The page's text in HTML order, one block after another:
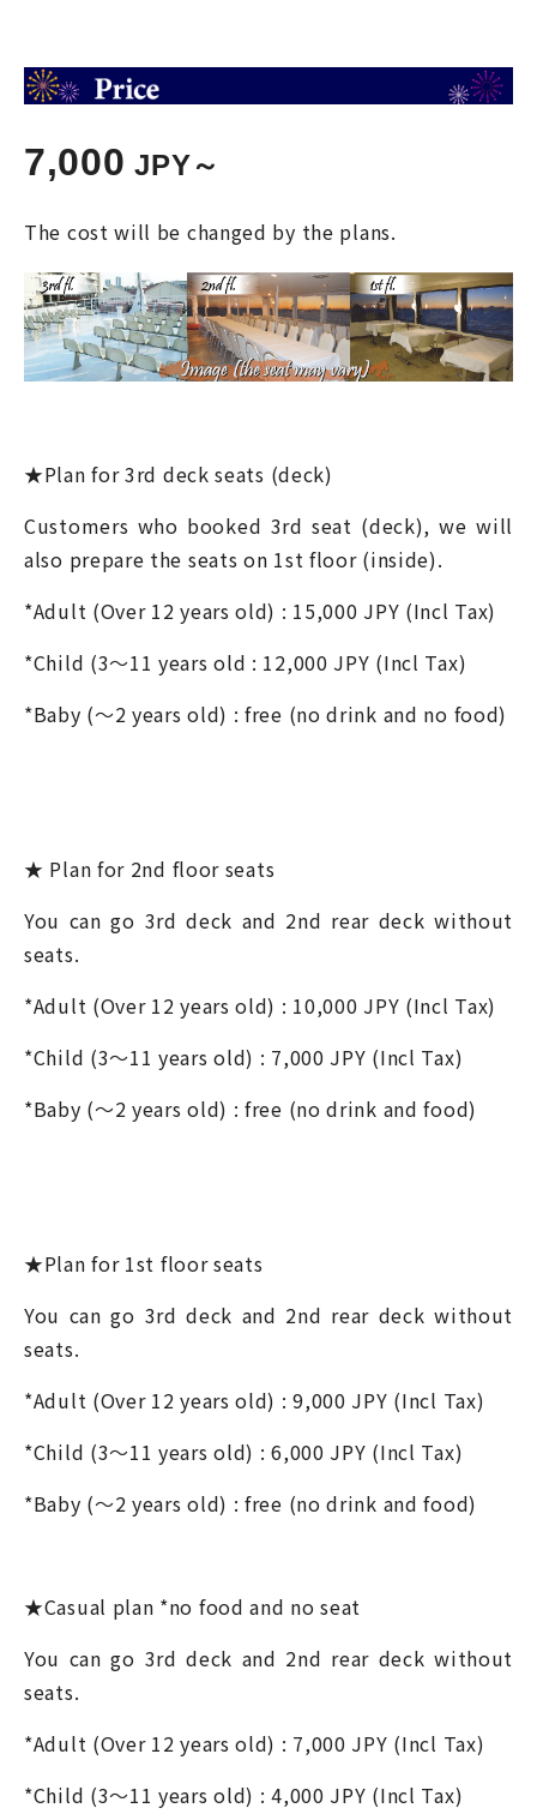
7,000 JPY～
The cost will be changed by the plans.
★Plan for 3rd deck seats (deck)
Customers who booked 3rd seat (deck), we will
also prepare the seats on 1st floor (inside).
*Adult (Over 12 years old) : 15,000 JPY (Incl Tax)
*Child (3～11 years old : 12,000 JPY (Incl Tax)
*Baby (～2 years old) : free (no drink and no food)
★ Plan for 2nd floor seats
You can go 3rddeck and 2nd rear deck without
seats.
*Adult (Over 12 years old) : 10,000 JPY (Incl Tax)
*Child (3～11 years old) : 7,000 JPY (Incl Tax)
*Baby (～2 years old) : free (no drink and food)
★Plan for 1st floor seats
You can go 3rddeck and 2nd rear deck without
seats.
*Adult (Over 12 years old) : 9,000 JPY (Incl Tax)
*Child (3～11 years old) : 6,000 JPY (Incl Tax)
*Baby (～2 years old) : free (no drink and food)
★Casual plan *no food and no seat
You can go 3rddeck and 2nd rear deck without
seats.
*Adult (Over 12 years old) : 7,000 JPY (Incl Tax)
*Child (3～11 years old) : 4,000 JPY (Incl Tax)